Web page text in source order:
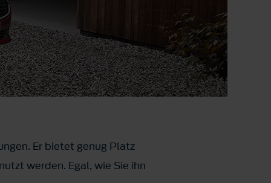
Er bietet genug Platz
werden. Egal, wie Sie ihn